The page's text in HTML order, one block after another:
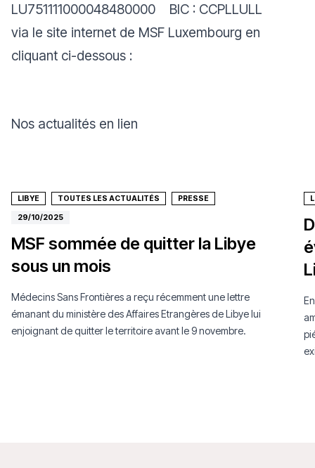
LU751111000048480000 BIC : CCPLLULL
via le site internet de MSF Luxembourg en
cliquant ci-dessous :
Nos actualités en lien
LIBYE TOUTES LES ACTUALITÉS PRESSE
29/10/2025
MSF sommée de quitter la Libye
sous un mois
Médecins Sans Frontières a reçu récemment une lettre
émanant du ministère des Affaires Etrangères de Libye lui
enjoignant de quitter le territoire avant le 9 novembre.